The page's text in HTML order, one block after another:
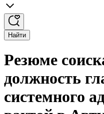
Найти
Резюме
должность
системного